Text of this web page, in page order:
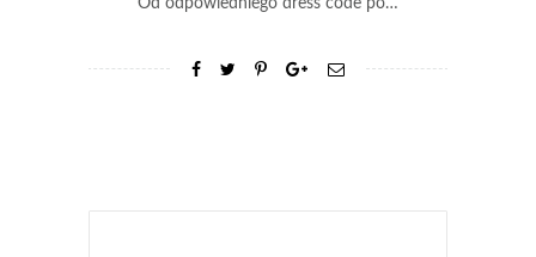
Od odpowiedniego dress code po…